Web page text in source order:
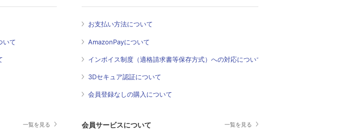
いて
お支払い方法について
AmazonPayについて
インボイス制度（適格請求書等保存方式）への対応について
3Dセキュア認証について
会員登録なしの購入について
一覧を見る 会員サービスについて 一覧を見る